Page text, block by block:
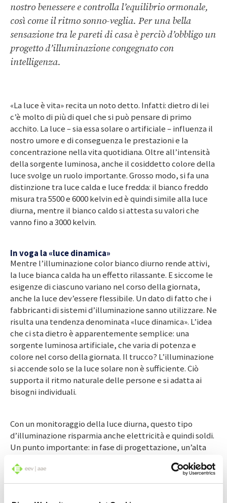
nostro benessere e controlla l’equilibrio ormonale,
così come il ritmo sonno-veglia. Per una bella
sensazione tra le pareti di casa è perciò d’obbligo un
progetto d’illuminazione congegnato con
intelligenza.
«La luce è vita» recita un noto detto. Infatti: dietro di lei
c’è molto di più di quel che si può pensare di primo
acchito. La luce – sia essa solare o artificiale – influenza il
nostro umore e di conseguenza le prestazioni e la
concentrazione nella vita quotidiana. Oltre all’intensità
della sorgente luminosa, anche il cosiddetto colore della
luce svolge un ruolo importante. Grosso modo, si fa una
distinzione tra luce calda e luce fredda: il bianco freddo
misura tra 5500 e 6000 kelvin ed è quindi simile alla luce
diurna, mentre il bianco caldo si attesta su valori che
vanno fino a 3000 kelvin.
In voga la «luce dinamica»
Mentre l’illuminazione color bianco diurno rende attivi,
la luce bianca calda ha un effetto rilassante. E siccome le
esigenze di ciascuno variano nel corso della giornata,
anche la luce dev’essere flessibile. Un dato di fatto che i
fabbricanti di sistemi d’illuminazione sanno utilizzare. Ne
risulta una tendenza denominata «luce dinamica». L’idea
che ci sta dietro è apparentemente semplice: una
sorgente luminosa artificiale, che varia di potenza e
colore nel corso della giornata. Il trucco? L’illuminazione
si accende solo se la luce solare non è sufficiente. Ciò
supporta il ritmo naturale delle persone e si adatta ai
bisogni individuali.
Con un monitoraggio della luce diurna, questo tipo
d’illuminazione risparmia anche elettricità e quindi soldi.
Un punto importante: in fase di progettazione, un’alta
delle priorità. Specie negli edifici commerciali, il
risparmio energetico e dei costi recita un ruolo ancora